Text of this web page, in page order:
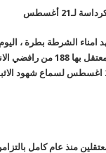
امناء الشرطة بطرة ،
، نظر القضية الهزلية
اعتصام رابعة العدوية والنهضة) ،
منذ عام كامل